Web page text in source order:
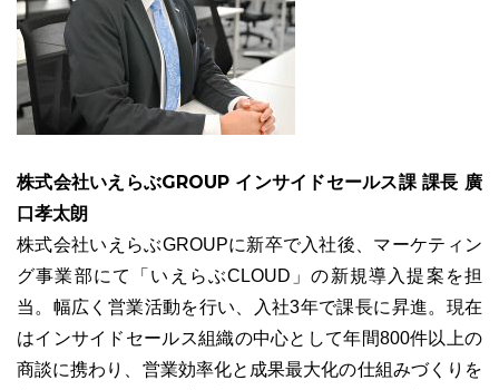
株式会社いえらぶGROUP インサイドセールス課 課長 廣
口孝太朗
株式会社いえらぶGROUPに新卒で入社後、マーケティン
グ事業部にて「いえらぶCLOUD」の新規導入提案を担
当。幅広く営業活動を行い、入社3年で課長に昇進。現在
はインサイドセールス組織の中心として年間800件以上の
商談に携わり、営業効率化と成果最大化の仕組みづくりを